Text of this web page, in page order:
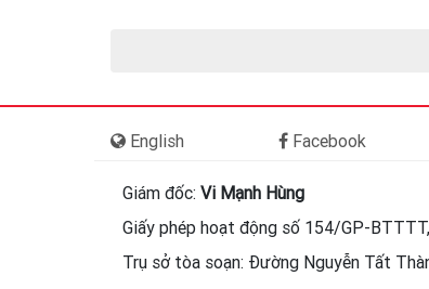
English Facebook
Giám đốc: Vi Mạnh Hùng
Giấy phép hoạt động số 154/GP-
Trụ sở tòa soạn: Đường Nguyễn Tất